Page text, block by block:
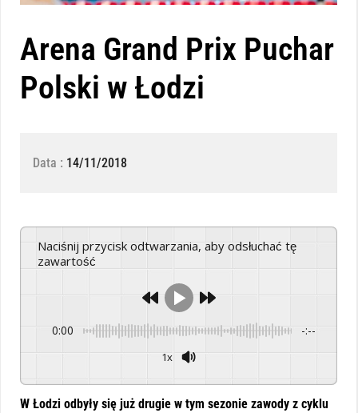
Arena Grand Prix Puchar
Polski w Łodzi
Data : 14/11/2018
Naciśnij przycisk odtwarzania, aby odsłuchać tę
zawartość
0:00 -:--
1x
W Łodzi odbyły się już drugie w tym sezonie zawody z cyklu